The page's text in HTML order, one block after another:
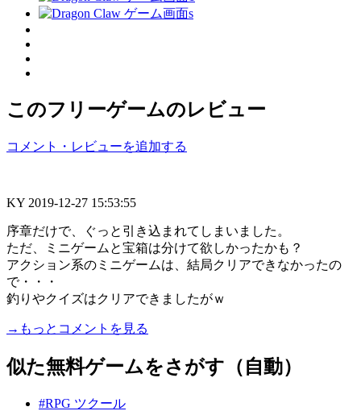
このフリーゲームのレビュー
コメント・レビューを追加する
KY 2019-12-27 15:53:55
序章だけで、ぐっと引き込まれてしまいました。
ただ、ミニゲームと宝箱は分けて欲しかったかも？
アクション系のミニゲームは、結局クリアできなかったの
で・・・
釣りやクイズはクリアできましたがｗ
→もっとコメントを見る
似た無料ゲームをさがす（自動）
#RPG ツクール